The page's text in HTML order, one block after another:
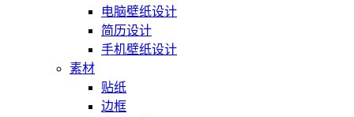
电脑壁纸设计
简历设计
手机壁纸设计
素材
贴纸
边框